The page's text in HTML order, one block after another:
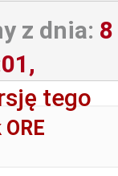
białymzółtym
z dnia: 8
tego